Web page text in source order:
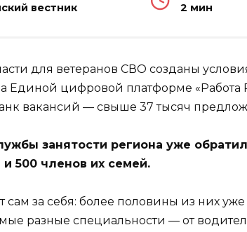
вестник 2 мин
для ветеранов СВО созданы
Единой цифровой платформе «Работа
вакансий — свыше 37 тысяч
занятости региона уже
500 членов их семей.
сам за себя: более половины из них
разные специальности — от